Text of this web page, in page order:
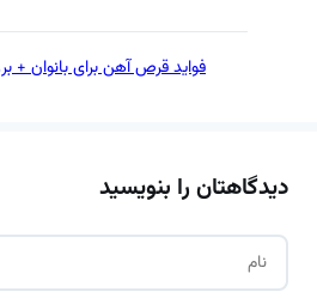
فواید قرص آهن برای بانوان +
دیدگاهتان را بنویسید
ن